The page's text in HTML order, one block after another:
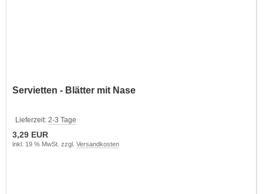
Servietten - Blätter mit Nase
Lieferzeit: 2-3 Tage
3,29 EUR
inkl. 19 % MwSt. zzgl. Versandkosten